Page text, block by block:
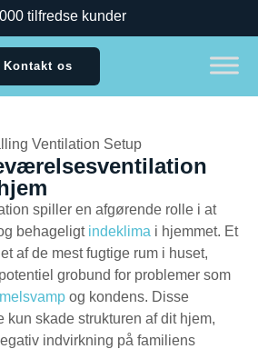
tilfredse kunder
Kontakt os
spiller en afgørende rolle i at
behageligt indeklima i hjemmet. Et
af de mest fugtige rum i huset,
grobund for problemer som
og kondens. Disse
kun skade strukturen af dit hjem,
indvirkning på familiens